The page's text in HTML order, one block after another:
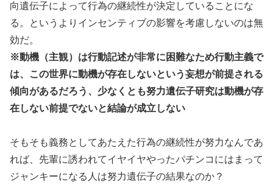
向遺伝子によって行為の継続性が決定していることにな
る。というよりインセンティブの影響を考慮しないのは無
効だ。
※動機（主観）は行動記述が非常に困難なため行動主義で
は、この世界に動機が存在しないという妄想が前提される
傾向があるだろう、少なくとも努力遺伝子研究は動機が存
在しない前提でないと結論が成立しない
そもそも義務としてあたえた行為の継続性が努力なんであ
れば、先輩に誘われてイヤイヤやったパチンコにはまって
ジャンキーになる人は努力遺伝子の結果なのか？